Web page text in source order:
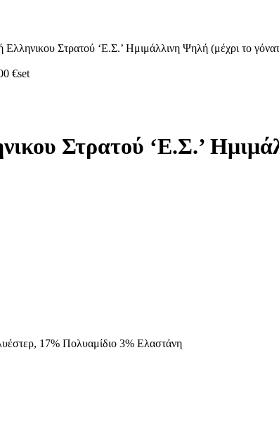
Ελληνικου Στρατού ‘Ε.Σ.’ Ημιμάλλινη Ψηλή (μέχρι το
€set
Στρατού ‘Ε.Σ.’
17% Πολυαμίδιο 3% Ελαστάνη